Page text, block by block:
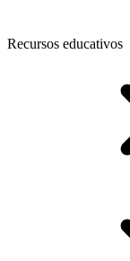
Recursos educativos